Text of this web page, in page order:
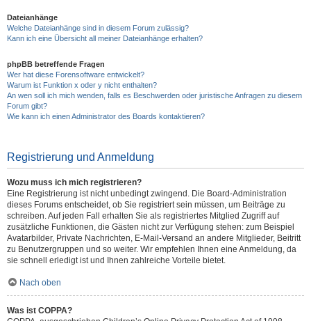
Dateianhänge
Welche Dateianhänge sind in diesem Forum zulässig?
Kann ich eine Übersicht all meiner Dateianhänge erhalten?
phpBB betreffende Fragen
Wer hat diese Forensoftware entwickelt?
Warum ist Funktion x oder y nicht enthalten?
An wen soll ich mich wenden, falls es Beschwerden oder juristische Anfragen zu diesem
Forum gibt?
Wie kann ich einen Administrator des Boards kontaktieren?
Registrierung und Anmeldung
Wozu muss ich mich registrieren?
Eine Registrierung ist nicht unbedingt zwingend. Die Board-Administration
dieses Forums entscheidet, ob Sie registriert sein müssen, um Beiträge zu
schreiben. Auf jeden Fall erhalten Sie als registriertes Mitglied Zugriff auf
zusätzliche Funktionen, die Gästen nicht zur Verfügung stehen: zum Beispiel
Avatarbilder, Private Nachrichten, E-Mail-Versand an andere Mitglieder, Beitritt
zu Benutzergruppen und so weiter. Wir empfehlen Ihnen eine Anmeldung, da
sie schnell erledigt ist und Ihnen zahlreiche Vorteile bietet.
Nach oben
Was ist COPPA?